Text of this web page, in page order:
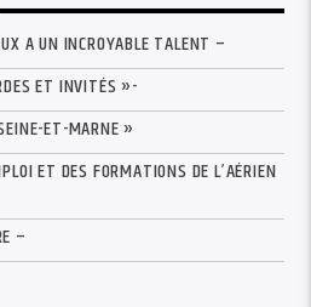
A UN INCROYABLE TALENT –
ET INVITÉS »-
ET-MARNE »
ET DES FORMATIONS DE L’AÉRIEN
–